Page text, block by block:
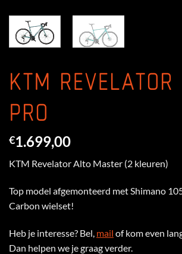
KTM
PRO
€1.699,00
KTM Revelator Alto Master (2 kleuren)
Top model afgemonteerd met Shimano
Carbon wielset!
Heb je interesse? Bel, mail of kom even
Dan helpen we je graag verder.